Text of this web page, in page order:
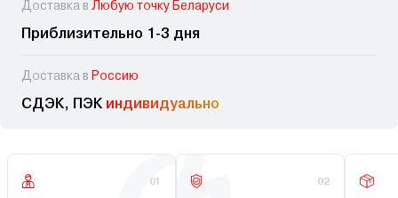
Доставка в Любую точку Беларуси
Приблизительно 1-3 дня
Доставка в Россию
СДЭК, ПЭК индивидуально
01 02